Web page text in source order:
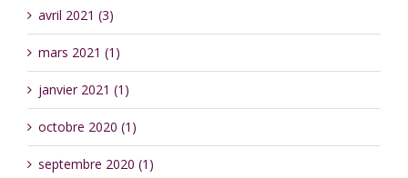
avril 2021 (3)
mars 2021 (1)
janvier 2021 (1)
octobre 2020 (1)
septembre 2020 (1)